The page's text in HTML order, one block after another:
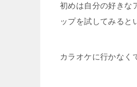
初めは自分の好きな
ップを試してみると
カラオケに行かなく